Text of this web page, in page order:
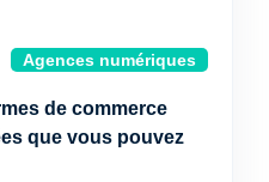
Agences numériques
de commerce
que vous pouvez